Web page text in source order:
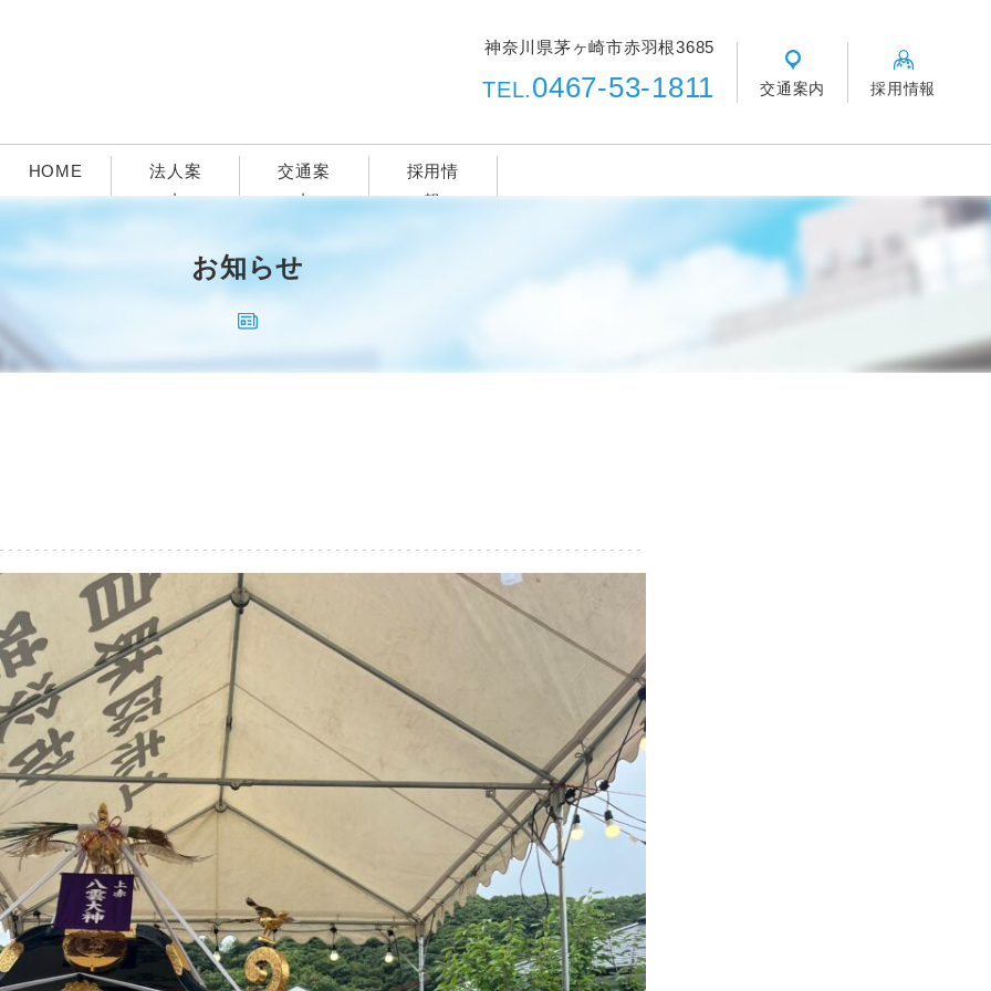
神奈川県茅ヶ崎市赤羽根3685
TEL.0467-53-1811 交通案内 採用情報
HOME
法人案
内
交通案
内
採用情
報
法人案
交通案
内
お知らせ